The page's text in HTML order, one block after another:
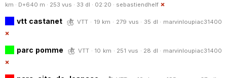
km · D+640 m · 253 vus · 33 dl · 02:20 · sebastiendhelf
vtt castanet VTT · 19 km · 279 vus · 35 dl · marvinloupiac31400
parc pomme VTT · 10 km · 251 vus · 28 dl · marvinloupiac31400